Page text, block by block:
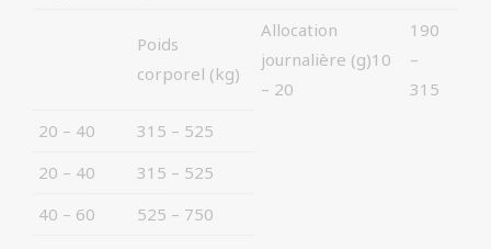
Poids
corporel (kg)
Allocation
journalière (g)10
– 20
190
–
315
20 – 40
315 – 525
20 – 40
315 – 525
40 – 60
525 – 750